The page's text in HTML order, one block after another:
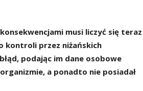
musi liczyć się teraz
kontroli przez niżańskich
podając im dane osobowe
a ponadto nie posiadał